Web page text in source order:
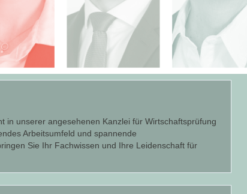
in unserer angesehenen Kanzlei für Wirtschaftsprüfung
Arbeitsumfeld und spannende
Sie Ihr Fachwissen und Ihre Leidenschaft für